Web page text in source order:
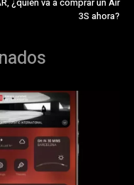
3S ahora?